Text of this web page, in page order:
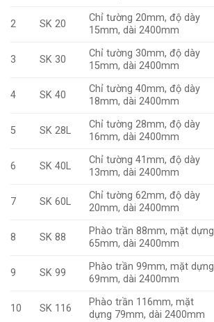
2 SK 20
Chỉ tường 20mm, độ dày
15mm, dài 2400mm
3 SK 30
Chỉ tường 30mm, độ dày
15mm, dài 2400mm
4 SK 40
Chỉ tường 40mm, độ dày
18mm, dài 2400mm
5 SK 28L
Chỉ tường 28mm, độ dày
16mm, dài 2400mm
6 SK 40L
Chỉ tường 41mm, độ dày
13mm, dài 2400mm
7 SK 60L
Chỉ tường 62mm, độ dày
20mm, dài 2400mm
8 SK 88
Phào trần 88mm, mặt dựng
65mm, dài 2400mm
9 SK 99
Phào trần 99mm, mặt dựng
69mm, dài 2400mm
10 SK 116
Phào trần 116mm, mặt
dựng 79mm, dài 2400mm